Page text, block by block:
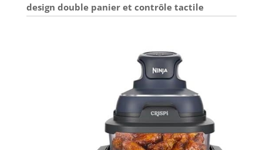
design double panier et contrôle tactile